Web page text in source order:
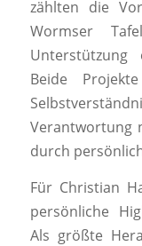
zählten die
Wormser
Unterstützung
Beide
Verantwortung
durch
Für Christian
persönliche
Als größte